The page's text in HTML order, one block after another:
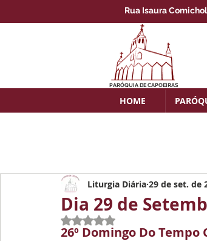
Rua Isaura
PARÓQUIA DE CAPOEIRAS
HOME
Dia 29 de
Liturgia Diária 29 de set. de
Avaliado com NaN de 5
26º Domingo Do Tempo